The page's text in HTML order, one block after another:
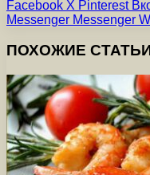
Facebook X Pinterest
Messenger Messenger
ПОХОЖИЕ